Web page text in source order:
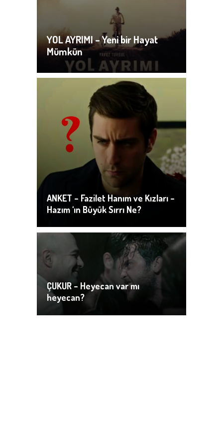
YOL AYRIMI – Yeni bir Hayat
Mümkün
ANKET – Fazilet Hanım ve Kızları –
Hazım ‘ın Büyük Sırrı Ne?
ÇUKUR – Heyecan var mı
heyecan?